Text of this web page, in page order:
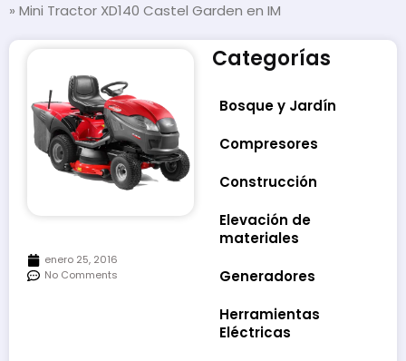
» Mini Tractor XD140 Castel Garden en IM
Categorías
Bosque y Jardín
Compresores
Construcción
Elevación de
materiales
Generadores
Herramientas
Eléctricas
enero 25, 2016
No Comments